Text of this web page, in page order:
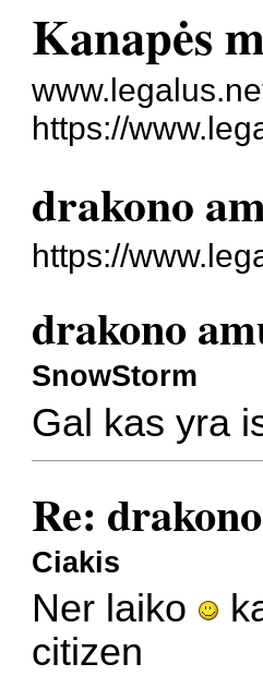
Kanapės
https://
drakono
https://
drakono
SnowStorm
Gal kas yra
Re:
Ciakis
Ner laiko
citizen